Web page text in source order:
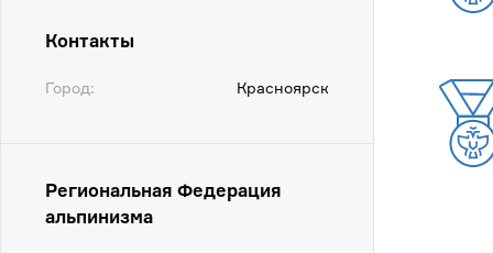
Контакты
Город: Красноярск
Региональная Федерация
альпинизма